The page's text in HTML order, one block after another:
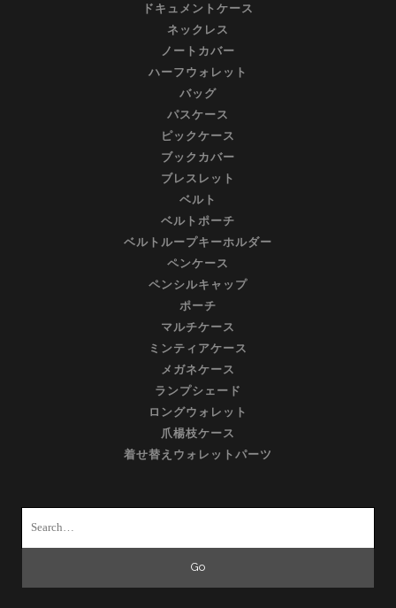
ドキュメントケース
ネックレス
ノートカバー
ハーフウォレット
バッグ
パスケース
ピックケース
ブックカバー
ブレスレット
ベルト
ベルトポーチ
ベルトループキーホルダー
ペンケース
ペンシルキャップ
ポーチ
マルチケース
ミンティアケース
メガネケース
ランプシェード
ロングウォレット
爪楊枝ケース
着せ替えウォレットパーツ